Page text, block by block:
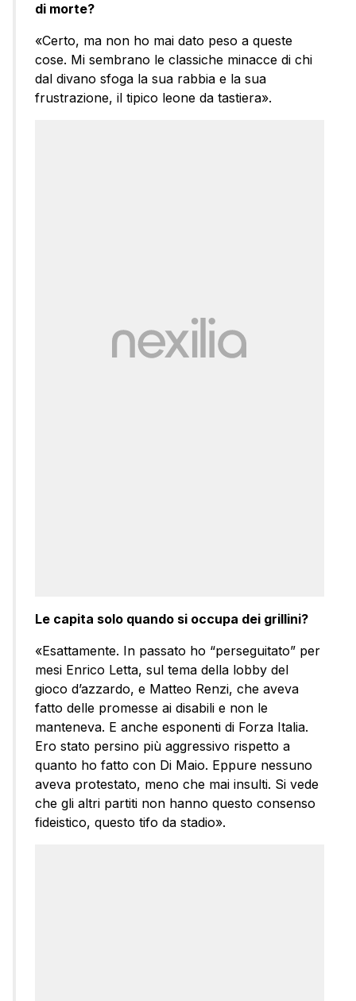
di morte?
«Certo, ma non ho mai dato peso a queste
cose. Mi sembrano le classiche minacce di chi
dal divano sfoga la sua rabbia e la sua
frustrazione, il tipico leone da tastiera».
Le capita solo quando si occupa dei grillini?
«Esattamente. In passato ho “perseguitato” per
mesi Enrico Letta, sul tema della lobby del
gioco d’azzardo, e Matteo Renzi, che aveva
fatto delle promesse ai disabili e non le
manteneva. E anche esponenti di Forza Italia.
Ero stato persino più aggressivo rispetto a
quanto ho fatto con Di Maio. Eppure nessuno
aveva protestato, meno che mai insulti. Si vede
che gli altri partiti non hanno questo consenso
fideistico, questo tifo da stadio».